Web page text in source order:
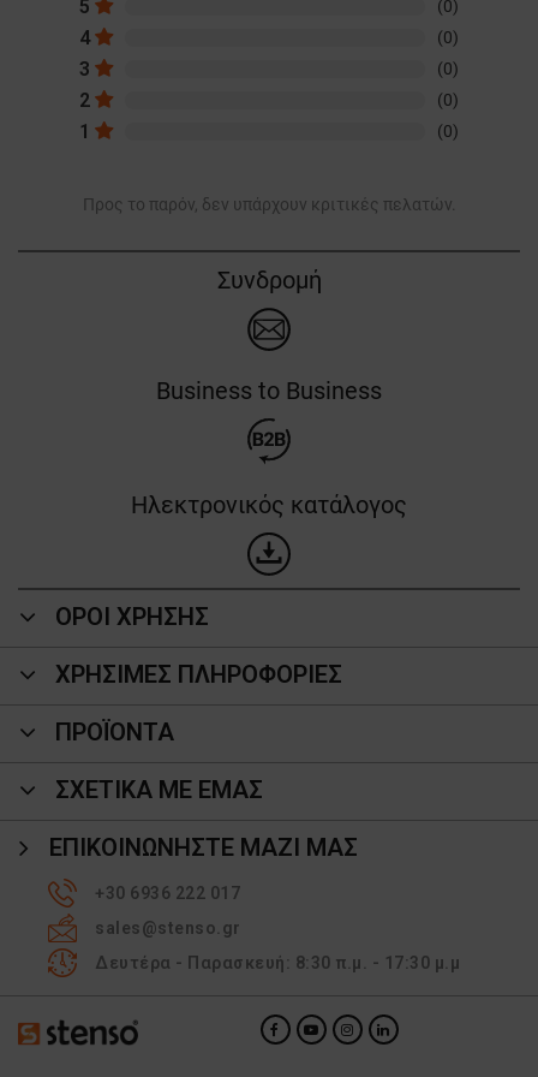
5 (0)
4 (0)
3 (0)
2 (0)
1 (0)
Προς το παρόν, δεν υπάρχουν κριτικές πελατών.
Συνδρομή
Business to Business
Ηλεκτρονικός κατάλογος
ΟΡΟΙ ΧΡΗΣΗΣ
ΧΡΗΣΙΜΕΣ ΠΛΗΡΟΦΟΡΙΕΣ
ΠΡΟΪΌΝΤΑ
ΣΧΕΤΙΚΑ ΜΕ ΕΜΑΣ
ΕΠΙΚΟΙΝΩΝΉΣΤΕ ΜΑΖΊ ΜΑΣ
+30 6936 222 017
sales@stenso.gr
Δευτέρα - Παρασκευή: 8:30 π.μ. - 17:30 μ.μ